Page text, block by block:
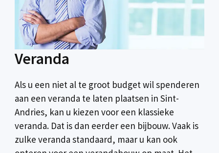
Veranda
Als u een niet al te groot budget wil spenderen
aan een veranda te laten plaatsen in Sint-
Andries, kan u kiezen voor een klassieke
veranda. Dat is dan eerder een bijbouw. Vaak is
zulke veranda standaard, maar u kan ook